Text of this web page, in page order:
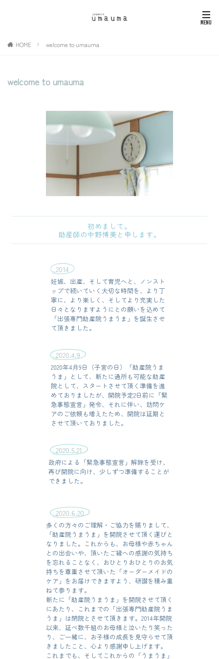
HOME welcome to umauma
welcome to umauma
初めまして。
助産師の中野博美と申します。
2014
妊娠、出産、そして育児へと、ノンスト
ップで続いていく大切な時間を、より丁
寧に、より楽しく、そしてより充実した
日々となりますようにとの願いを込めて
「出張専門助産院うまうま」を誕生させ
て頂きました。
2020.4.9
2020年4月9日（子宮の日）「助産院うま
うま」として、新たに通所も可能な助産
院として、スタートさせて頂く準備を進
めておりましたが、開院予定2日前に「緊
急事態宣言」発令、それに伴い、訪問ケ
アのご依頼も増えたため、開院は延期と
させて頂いておりました。
2020.5.21
政府による「緊急事態宣言」解除を受け、
再び開院に向け、少しずつ準備することが
できました。
2020.6.20
多くの方々のご理解・ご協力を賜りまして、
「助産院うまうま」を開院させて頂く運びと
なりました。これからも、お母様や赤ちゃん
との出会いや、頂いたご縁への感謝の気持ち
を忘れることなく、おひとりおひとりのお気
持ちを尊重させて頂いた「オーダーメイドの
ケア」をお届けできますよう、研讃を積み重
ねて参ります。
新たに「助産院うまうま」を開院させて頂く
にあたり、これまでの「出張専門助産院うま
うま」は閉院とさせて頂きます。2014年開院
以来、延べ数千組のお母様と泣いたり笑った
り、ご一緒に、お子様の成長を見守らせて頂
きましたこと、心より感謝申し上げます。
これまでも、そしてこれからの「うまうま」